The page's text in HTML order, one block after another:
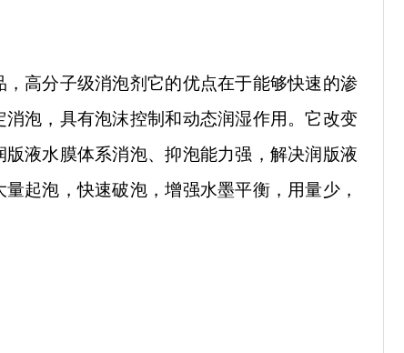
高分子级消泡剂它的优点在于能够快速的渗
泡，具有泡沫控制和动态润湿作用。它改变
液水膜体系消泡、抑泡能力强，解决润版液
起泡，快速破泡，增强水墨平衡，用量少，